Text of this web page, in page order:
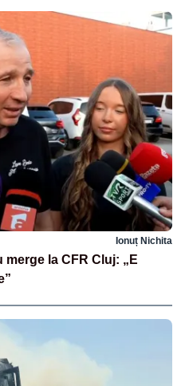
Ionuț Nichita
la CFR Cluj: „E